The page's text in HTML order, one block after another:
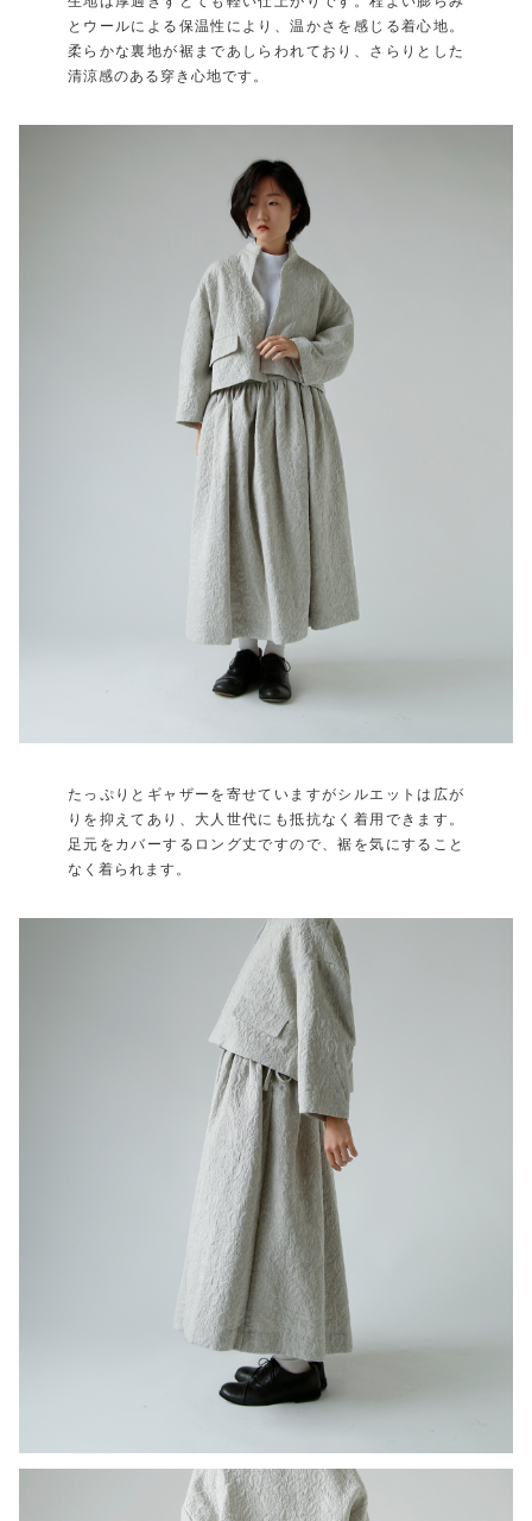
とウールによる保温性により、温かさを感じる着心地。
柔らかな裏地が裾まであしらわれており、さらりとした
清涼感のある穿き心地です。
たっぷりとギャザーを寄せていますがシルエットは広が
りを抑えてあり、大人世代にも抵抗なく着用できます。
足元をカバーするロング丈ですので、裾を気にすること
なく着られます。